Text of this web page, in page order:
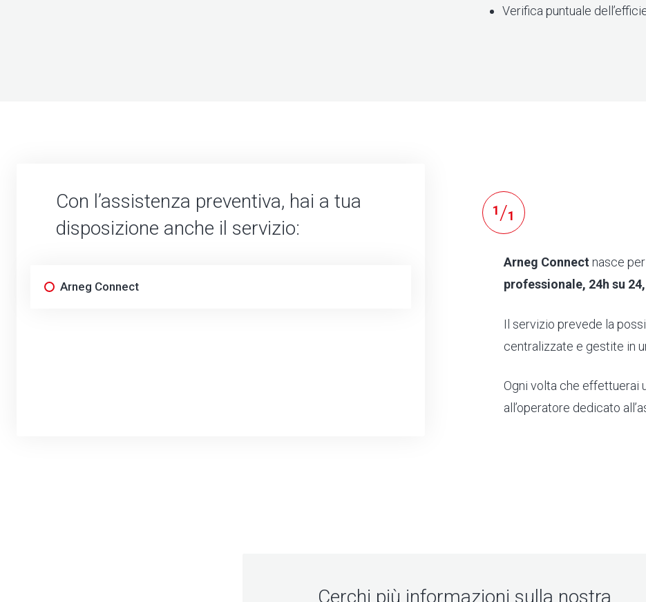
Verifica puntuale
Con l’assistenza preventiva, hai a tua
disposizione anche il servizio:
Arneg Connect
1/1
Arneg Connectnasce per
professionale, 24h su
Il servizio prevede la
centralizzate e gestite in
Ogni volta che effettuerai
all’operatore dedicato
Cerchi più informazioni sulla nostra